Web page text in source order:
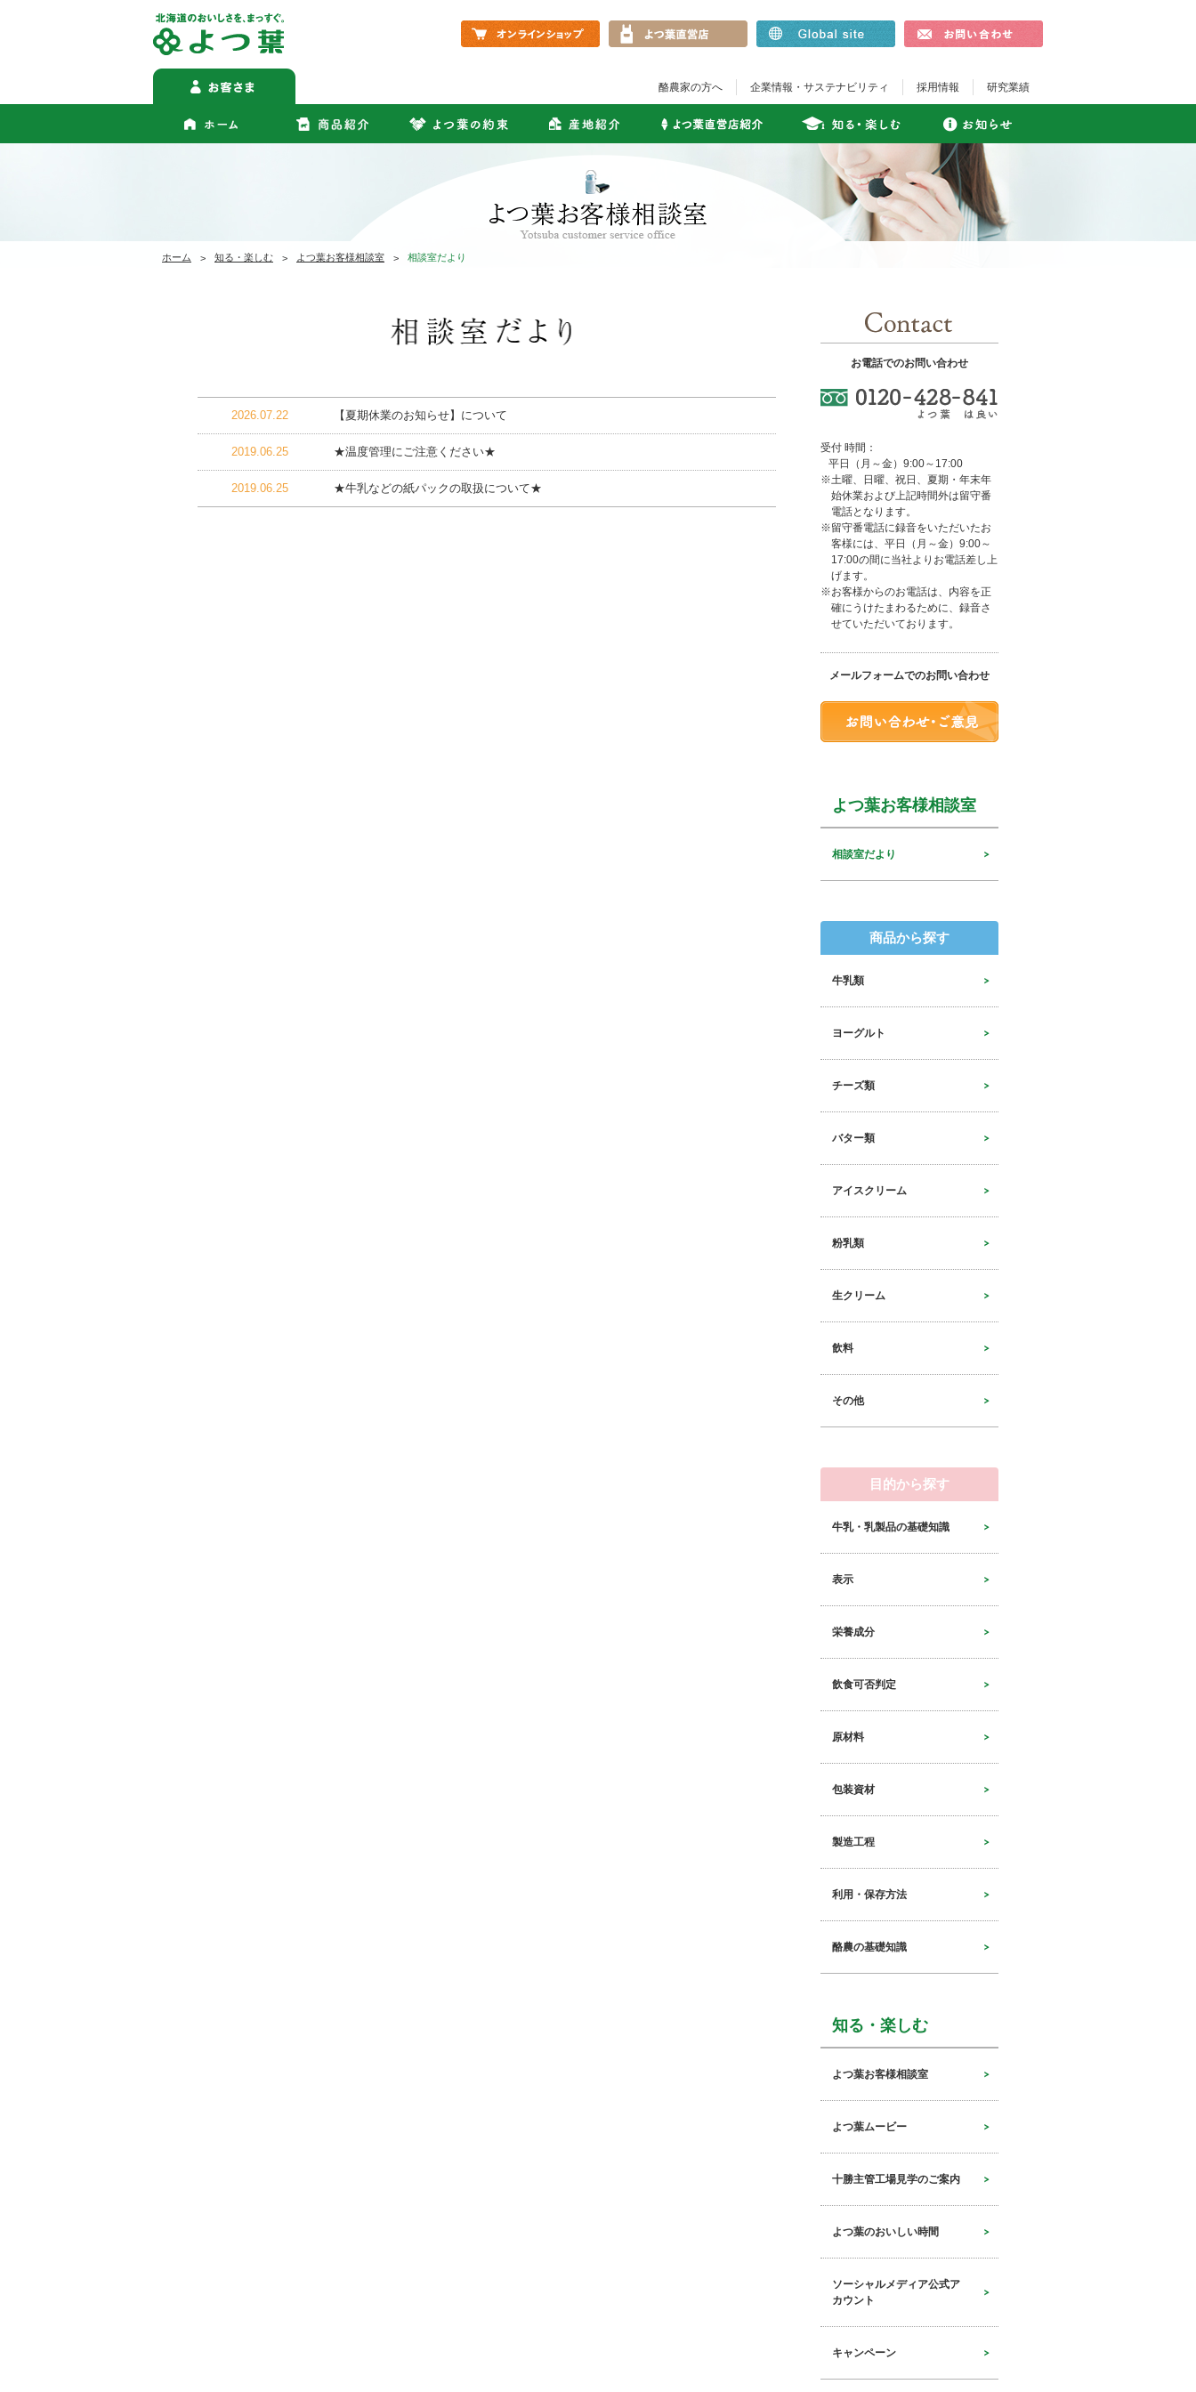
酪農家の方へ 企業情報・サステナビリティ​ 採用情報 研究業績
ホーム 知る・楽しむ よつ葉お客様相談室 相談室だより
2026.07.22 【夏期休業のお知らせ】について
2019.06.25 ★温度管理にご注意ください★
2019.06.25 ★牛乳などの紙パックの取扱について★
お電話でのお問い合わせ
受付 時間：
平日（月～金）9:00～17:00
※土曜、日曜、祝日、夏期・年末年
始休業および上記時間外は留守番
電話となります。
※留守番電話に録音をいただいたお
客様には、平日（月～金）9:00～
17:00の間に当社よりお電話差し上
げます。
※お客様からのお電話は、内容を正
確にうけたまわるために、録音さ
せていただいております。
メールフォームでのお問い合わせ
よつ葉お客様相談室
相談室だより
商品から探す
牛乳類
ヨーグルト
チーズ類
バター類
アイスクリーム
粉乳類
生クリーム
飲料
その他
目的から探す
牛乳・乳製品の基礎知識
表示
栄養成分
飲食可否判定
原材料
包装資材
製造工程
利用・保存方法
酪農の基礎知識
知る・楽しむ
よつ葉お客様相談室
よつ葉ムービー
十勝主管工場見学のご案内
よつ葉のおいしい時間
ソーシャルメディア公式ア
カウント
キャンペーン